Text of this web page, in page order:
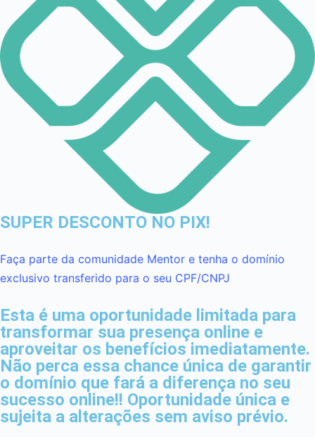
SUPER DESCONTO NO PIX!
Faça parte da comunidade Mentor e tenha o domínio
exclusivo transferido para o seu CPF/CNPJ
Esta é uma oportunidade limitada para
transformar sua presença online e
aproveitar os benefícios imediatamente.
Não perca essa chance única de garantir
o domínio que fará a diferença no seu
sucesso online!! Oportunidade única e
sujeita a alterações sem aviso prévio.